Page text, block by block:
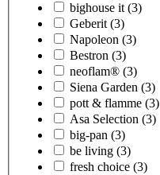
bighouse it (3)
Geberit (3)
Napoleon (3)
Bestron (3)
neoflam® (3)
Siena Garden (3)
pott & flamme (3)
Asa Selection (3)
big-pan (3)
be living (3)
fresh choice (3)